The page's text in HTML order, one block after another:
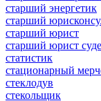
старший энергетик
старший
старший юрист
старший юрист
статистик
стационарный
стеклодув
стекольщик